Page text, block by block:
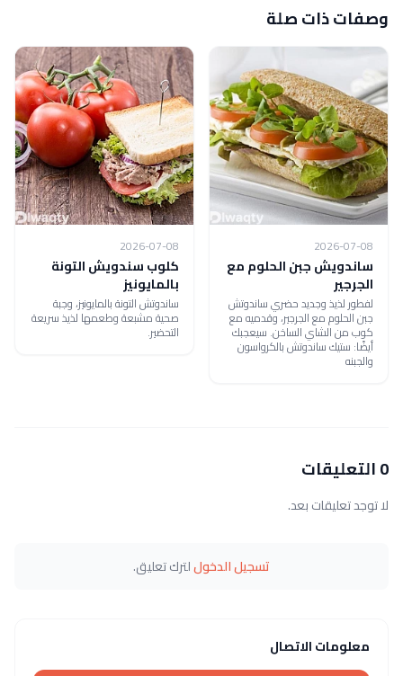
وصفات ذات صلة
2026-07-08
ساندويش جبن الحلوم مع
الجرجير
لفطور لذيذ وجديد حضري ساندوتش
جبن الحلوم مع الجرجير، وقدميه مع
كوب من الشاي الساخن. سيعجبك
أيضًا: ستيك ساندوتش بالكرواسون
والجبنه
2026-07-08
كلوب سندويش التونة
بالمايونيز
ساندوتش التونة بالمايونيز، وجبة
صحية مشبعة وطعمها لذيذ سريعة
التحضير.
0 التعليقات
لا توجد تعليقات بعد.
تسجيل الدخوللترك تعليق.
معلومات الاتصال